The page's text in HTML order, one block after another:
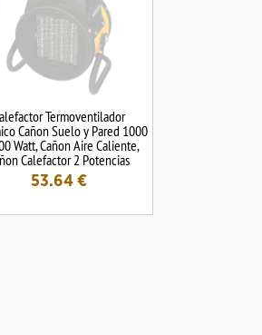
Termoventilador
Cañon Suelo y Pared 1000
Watt, Cañon Aire Caliente,
Calefactor 2 Potencias
53.64€